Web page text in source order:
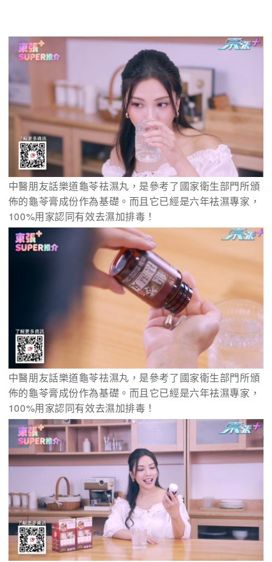
中醫朋友話樂道龜苓祛濕丸，是參考了國家衛生部門所頒
佈的龜苓膏成份作為基礎。而且它已經是六年袪濕專家，
100%用家認同有效去濕加排毒！
中醫朋友話樂道龜苓祛濕丸，是參考了國家衛生部門所頒
佈的龜苓膏成份作為基礎。而且它已經是六年袪濕專家，
100%用家認同有效去濕加排毒！